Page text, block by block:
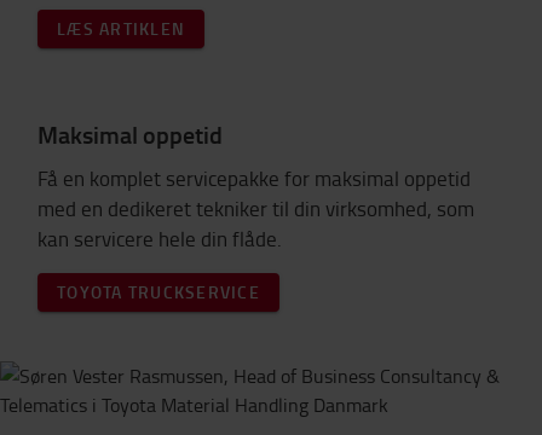
LÆS ARTIKLEN
Maksimal oppetid
Få en komplet servicepakke for maksimal oppetid
med en dedikeret tekniker til din virksomhed, som
kan servicere hele din flåde.
TOYOTA TRUCKSERVICE